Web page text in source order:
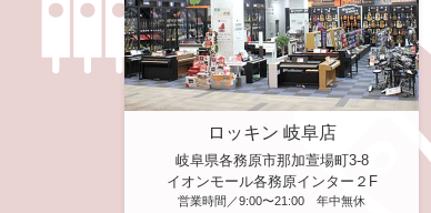
ロッキン 岐阜店
岐阜県各務原市那加萱場町3-8
イオンモール各務原インター２F
営業時間／9:00〜21:00 年中無休